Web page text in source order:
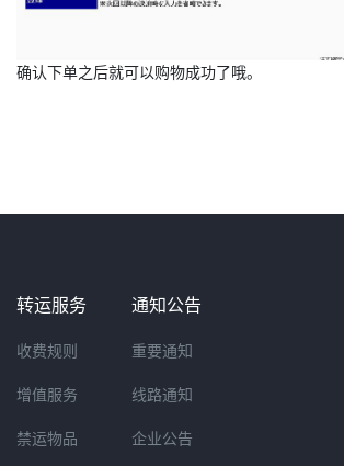
确认下单之后就可以购物成功了哦。
转运服务
收费规则
增值服务
禁运物品
通知公告
重要通知
线路通知
企业公告